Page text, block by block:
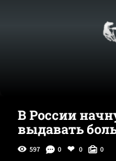
В России
выдавать
597 0 0 0